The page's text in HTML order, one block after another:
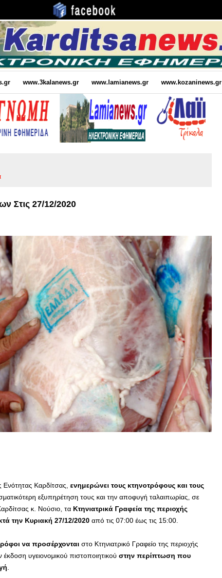
www.3kalanews.gr www.lamianews.gr www.kozaninews.gr
Στις 27/12/2020
Ενότητας Καρδίτσας, ενημερώνει τους κτηνοτρόφους και τους
εξυπηρέτηση τους και την αποφυγή ταλαιπωρίας, σε
κ. Νούσιο, τα Κτηνιατρικά Γραφεία της περιοχής
την Κυριακή 27/12/2020 από τις 07:00 έως τις 15:00.
να προσέρχονται στο Κτηνιατρικό Γραφείο της περιοχής
έκδοση υγειονομικού πιστοποιητικού στην περίπτωση που
.